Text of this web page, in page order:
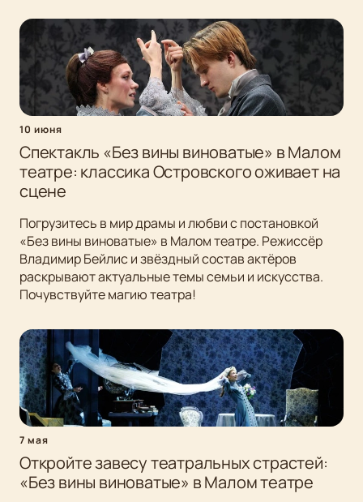
10 июня
Спектакль «Без вины виноватые» в Малом
театре: классика Островского оживает на
сцене
Погрузитесь в мир драмы и любви с постановкой
«Без вины виноватые» в Малом театре. Режиссёр
Владимир Бейлис и звёздный состав актёров
раскрывают актуальные темы семьи и искусства.
Почувствуйте магию театра!
7 мая
Откройте завесу театральных страстей:
«Без вины виноватые» в Малом театре